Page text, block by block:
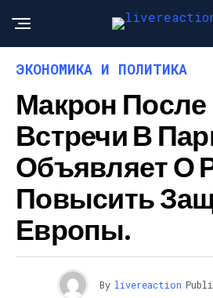
ЭКОНОМИКА И ПОЛИТИКА
Макрон После
Встречи В
Объявляет О
Повысить
Европы.
By livereaction